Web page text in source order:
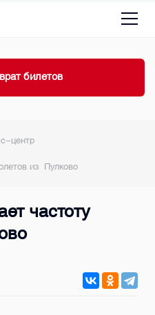
билетов
центр
из Пулково
частоту